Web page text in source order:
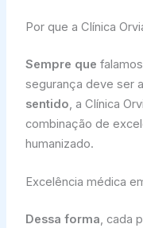
Por que a Clínica
Sempre que
segurança deve ser
sentido, a Clínica
combinação de
humanizado.
Excelência médica
Dessa forma, cada